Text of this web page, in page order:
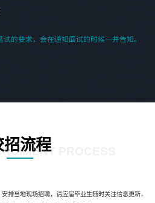
的要求，会在通知面试的时候一并告知。
招流程 PROCESS
排当地现场招聘，请应届毕业生随时关注信息更新，